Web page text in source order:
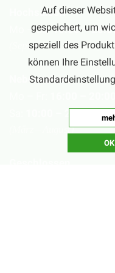
Hochsaison
Mo – Sa:10:00 –
(September – Februar)
Nebensaison
10:00 – 20:00 Uhr
(März – August)
Auf dieser
gespeichert, um
speziell des
können Ihre